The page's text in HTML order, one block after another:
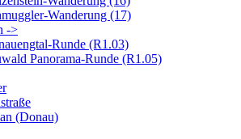
Wanderung (17)
->
Runde (R1.03)
Panorama-Runde (R1.05)
(Donau)